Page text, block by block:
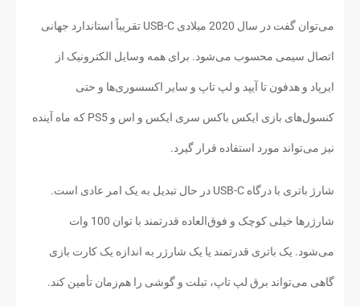
می‌توان گفت در سال 2020 میلادی USB-C تقریباً استاندارد جهانی
اتصال سیمی محسوب می‌شود. برای همه وسایل الکترونیک از
ایرپاد و هدفون تا آیپد و لپ تاپ و سایر اکسسوری‌ها و حتی
کنسول‌های بازی ایکس باکس سری ایکس و اس و PS5 که ماه آینده
نیز می‌تواند مورد استفاده قرار گیرد.
شارژ باتری با درگاه USB-C در حال تبدیل به یک امر عادی است.
شارژرها خیلی کوچک و فوق‌العاده قدرتمند با توان 100 وات
می‌شود. یک باتری قدرتمند یا یک شارژر به اندازه یک کارت بازی
گاهی می‌تواند برق لپ تاپ، تبلت و گوشی را هم‌زمان تأمین کند.